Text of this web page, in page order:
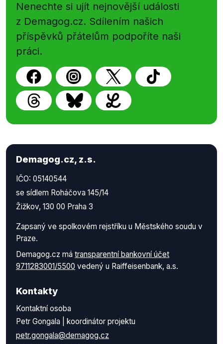
Nenechte si ujít nejnovější události
z Demagog.cz. Sdílením našich
příspěvků přátelům podpoříte naši
práci.
Demagog.cz, z.s.
IČO: 05140544
se sídlem Roháčova 145/14
Žižkov, 130 00 Praha 3
Zapsaný ve spolkovém rejstříku u Městského soudu v
Praze.
Demagog.cz má transparentní bankovní účet
9711283001/5500 vedený u Raiffeisenbank, a.s.
Kontakty
Kontaktní osoba
Petr Gongala | koordinátor projektu
petr.gongala@demagog.cz